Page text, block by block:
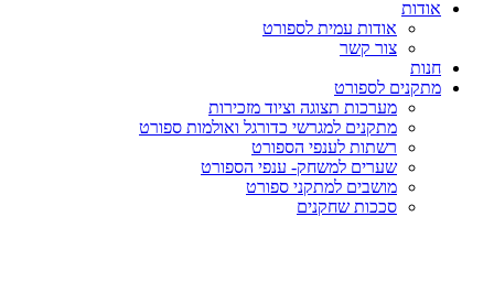
אודות
אודות עמית לספורט
צור קשר
חנות
מתקנים לספורט
מערכות תצוגה וציוד מזכירות
מתקנים למגרשי כדורגל ואולמות ספורט
רשתות לענפי הספורט
שערים למשחק- ענפי הספורט
מושבים למתקני ספורט
סככות שחקנים